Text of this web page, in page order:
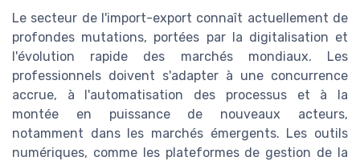
Le secteur de l'import-export connaît actuellement de
profondes mutations, portées par la digitalisation et
l'évolution rapide des marchés mondiaux. Les
professionnels doivent s'adapter à une concurrence
accrue, à l'automatisation des processus et à la
montée en puissance de nouveaux acteurs,
notamment dans les marchés émergents. Les outils
numériques, comme les plateformes de gestion de la